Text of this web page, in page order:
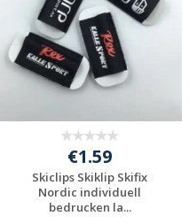
€1.59
Skiclips Skiklip Skifix
Nordic individuell
bedrucken la...